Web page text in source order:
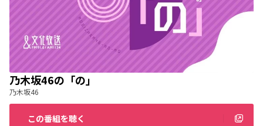
乃木坂46の「の」
乃木坂46
この番組を聴く